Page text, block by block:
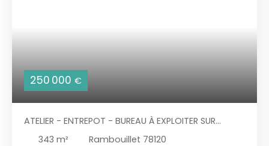
250 000 €
ATELIER - ENTREPOT - BUREAU À EXPLOITER SUR
TERRAIN DE 2200 M²
343 m²
Rambouillet 78120